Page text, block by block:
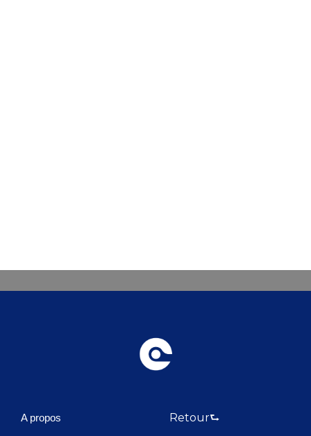
A propos Retour⮑